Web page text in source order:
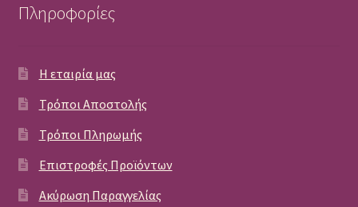
Πληροφορίες
Η εταιρία μας
Τρόποι Αποστολής
Τρόποι Πληρωμής
Επιστροφές Προϊόντων
Ακύρωση Παραγγελίας